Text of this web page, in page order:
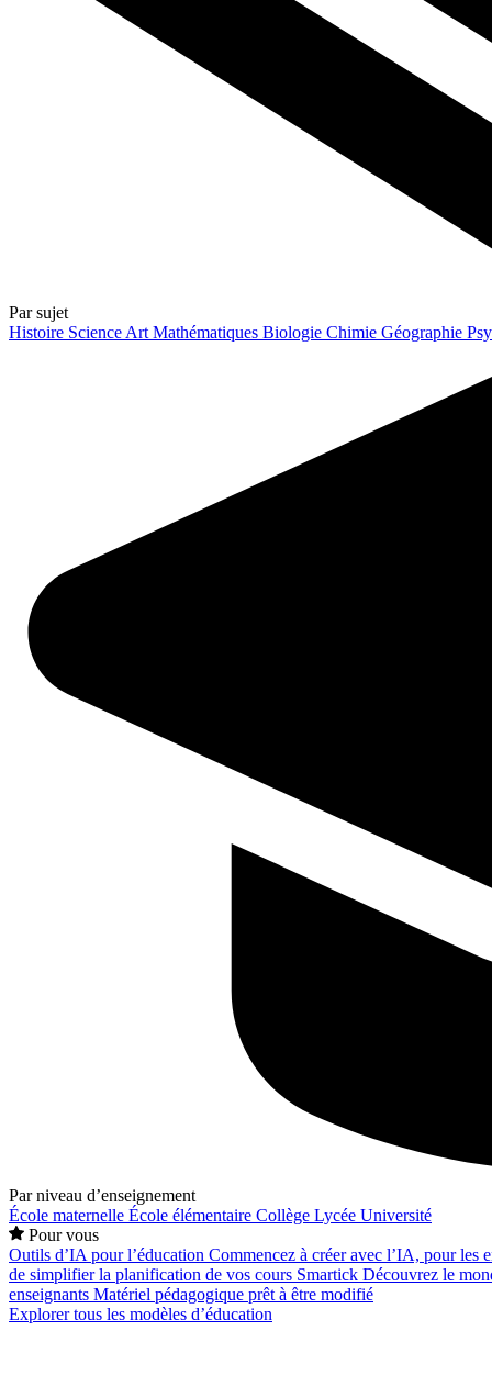
Par sujet
Histoire Science Art Mathématiques Biologie Chimie Géographie
Par niveau d’enseignement
École maternelle École élémentaire Collège Lycée Université
Pour vous
Outils d’IA pour l’éducation Commencez à créer avec l’IA, pour les
de simplifier la planification de vos cours Smartick Découvrez le
enseignants Matériel pédagogique prêt à être modifié
Explorer tous les modèles d’éducation